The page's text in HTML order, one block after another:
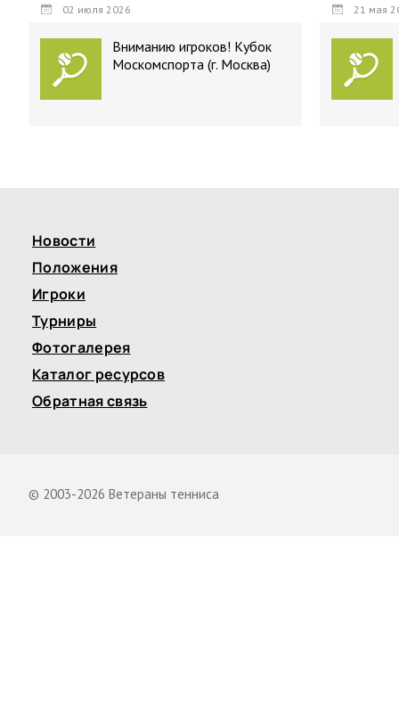
02 июля 2026
Вниманию игроков! Кубок
Москомспорта (г. Москва)
21 мая
Новости
Положения
Игроки
Турниры
Фотогалерея
Каталог ресурсов
Обратная связь
© 2003-2026 Ветераны тенниса